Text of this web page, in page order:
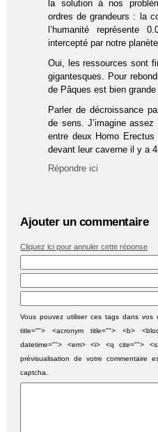
la solution à nos
ordres de grandeurs : la
l’humanité représente
intercepté par notre
Oui, les ressources sont
gigantesques. Pour
de Pâques est bien grande
Parler de décroissance
de sens. J’imagine
entre deux Homo Erectus
devant leur caverne il y a
Répondre ici
Ajouter un commentaire
Cliquez ici pour annuler cette réponse
Vous pouvez utiliser ces tags dans vos
title=""> <acronym title=""> <b>
datetime=""> <em> <i> <q cite="">
prévisualisation de votre commentaire
captcha.